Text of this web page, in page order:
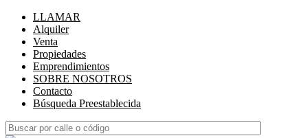
LLAMAR
Alquiler
Venta
Propiedades
Emprendimientos
SOBRE NOSOTROS
Contacto
Búsqueda Preestablecida